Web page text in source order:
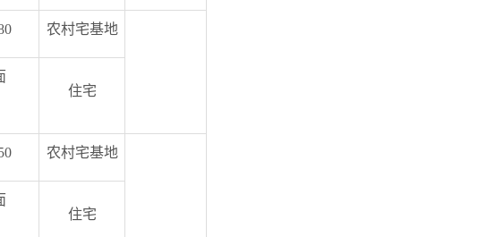
农村宅基地
住宅
农村宅基地
住宅